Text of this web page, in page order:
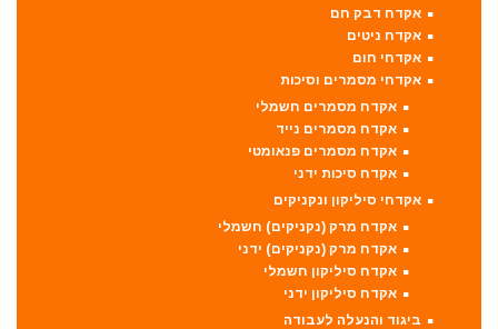
אקדח דבק חם
אקדח ניטים
אקדחי חום
אקדחי מסמרים וסיכות
אקדח מסמרים חשמלי
אקדח מסמרים נייד
אקדח מסמרים פנאומטי
אקדח סיכות ידני
אקדחי סיליקון ונקניקים
אקדח מרק (נקניקים) חשמלי
אקדח מרק (נקניקים) ידני
אקדח סיליקון חשמלי
אקדח סיליקון ידני
ביגוד והנעלה לעבודה